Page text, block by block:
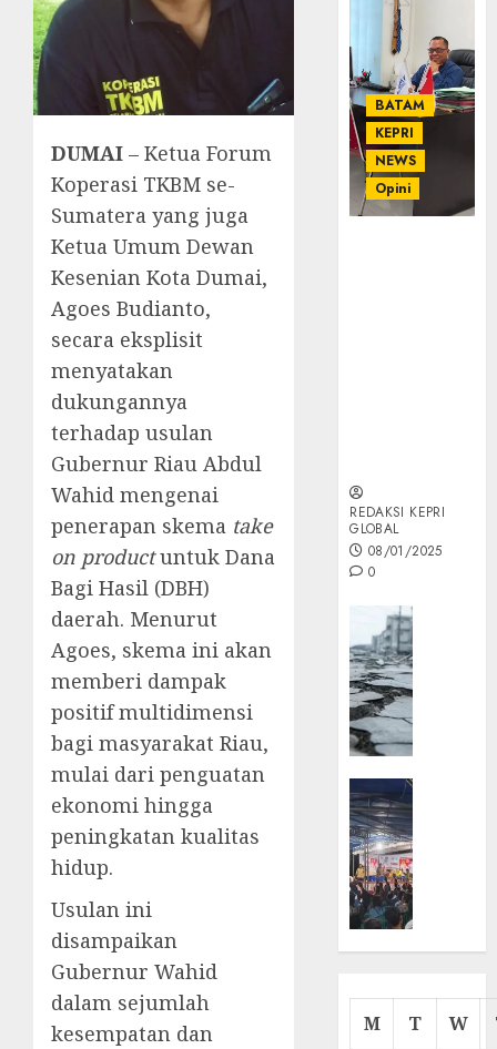
DUMAI – Ketua Forum
Koperasi TKBM se-
Sumatera yang juga
Ketua Umum Dewan
Kesenian Kota Dumai,
Agoes Budianto,
secara eksplisit
menyatakan
dukungannya
terhadap usulan
Gubernur Riau Abdul
Wahid mengenai
penerapan skema take
on productuntuk Dana
Bagi Hasil (DBH)
daerah. Menurut
Agoes, skema ini akan
memberi dampak
positif multidimensi
bagi masyarakat Riau,
mulai dari penguatan
ekonomi hingga
peningkatan kualitas
hidup.
Usulan ini
disampaikan
Gubernur Wahid
dalam sejumlah
kesempatan dan
BATAM
KEPRI
NEWS
Opini
REDAKSI KEPRI
GLOBAL
08/01/2025
0
Cermin
M T W